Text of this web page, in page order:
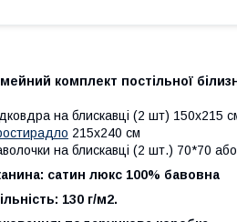
комплект постільної
на блискавці (2 шт) 150x215
215x240 см
на блискавці (2 шт.) 70*70
сатин люкс 100% бавовна
130 г/м2.